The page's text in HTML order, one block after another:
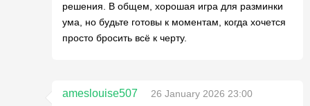
решения. В общем, хорошая игра для разминки
ума, но будьте готовы к моментам, когда хочется
просто бросить всё к черту.
ameslouise507
26 January 2026 23:00